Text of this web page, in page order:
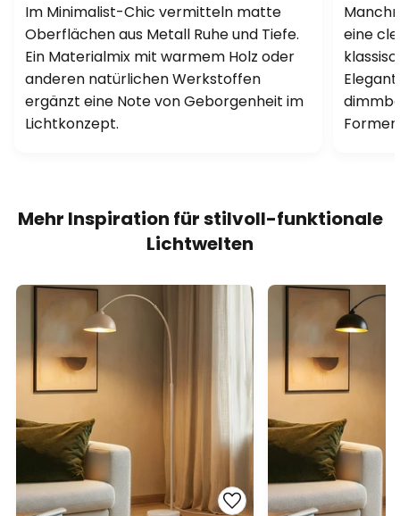
Im Minimalist-Chic vermitteln matte
Oberflächen aus Metall Ruhe und Tiefe.
Ein Materialmix mit warmem Holz oder
anderen natürlichen Werkstoffen
ergänzt eine Note von Geborgenheit im
Lichtkonzept.
eine
Mehr Inspiration für stilvoll-funktionale
Lichtwelten